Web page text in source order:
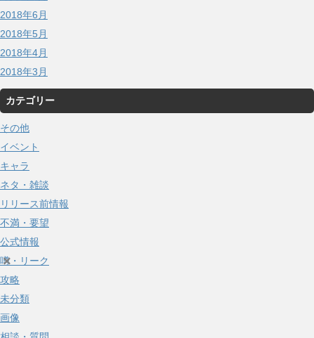
2018年6月
2018年5月
2018年4月
2018年3月
カテゴリー
その他
イベント
キャラ
ネタ・雑談
リリース前情報
不満・要望
公式情報
噂・リーク
攻略
未分類
画像
×